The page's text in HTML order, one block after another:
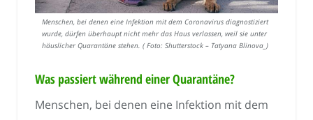
Menschen, bei denen eine Infektion mit dem Coronavirus diagnostiziert
wurde, dürfen überhaupt nicht mehr das Haus verlassen, weil sie unter
häuslicher Quarantäne stehen. ( Foto: Shutterstock – Tatyana Blinova_)
Was passiert während einer Quarantäne?
Menschen, bei denen eine Infektion mit dem